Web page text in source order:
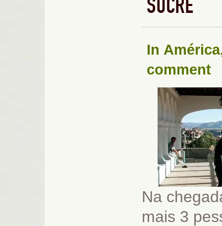
SUCRE
In América
comment
Na
mais 3